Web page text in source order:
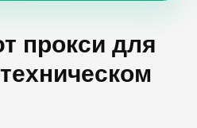
прокси для